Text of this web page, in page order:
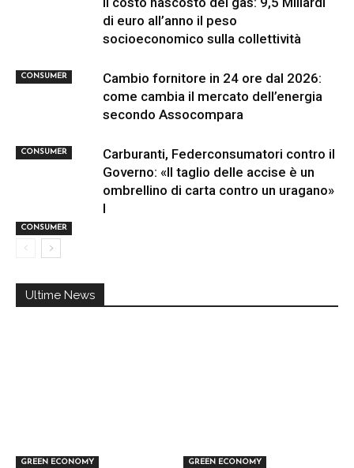
CONSUMER
di euro all’anno il peso
socioeconomico sulla collettività
CONSUMER
Cambio fornitore in 24 ore dal 2026:
come cambia il mercato dell’energia
secondo Assocompara
CONSUMER
Carburanti, Federconsumatori contro il
Governo: «Il taglio delle accise è un
ombrellino di carta contro un uragano»
I
Ultime News
GREEN ECONOMY GREEN ECONOMY